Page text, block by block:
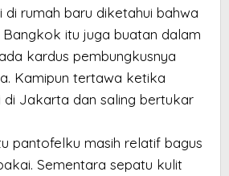
di rumah baru diketahui bahwa
itu juga buatan dalam
kardus pembungkusnya
Kamipun tertawa ketika
Jakarta dan saling bertukar
pantofelku masih relatif bagus
Sementara sepatu kulit